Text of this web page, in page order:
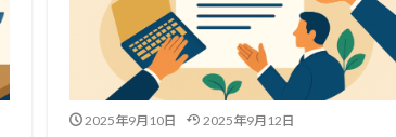
2025年9月10日 2025年9月12日